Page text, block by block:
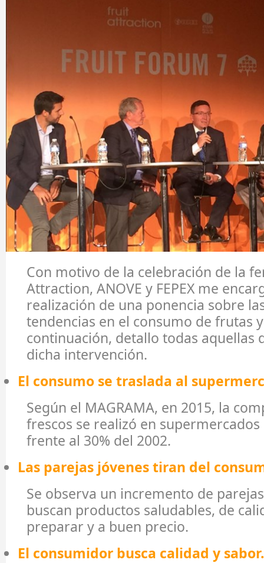
Con motivo de la celebración de la
Attraction, ANOVE y FEPEX me
realización de una ponencia sobre
tendencias en el consumo de frutas
continuación, detallo todas aquellas
dicha intervención.
El consumo se traslada al
Según el MAGRAMA, en 2015, la
frescos se realizó en supermercados
frente al 30% del 2002.
Las parejas jóvenes tiran del
Se observa un incremento de
buscan productos saludables, de
preparar y a buen precio.
El consumidor busca calidad y sabor.